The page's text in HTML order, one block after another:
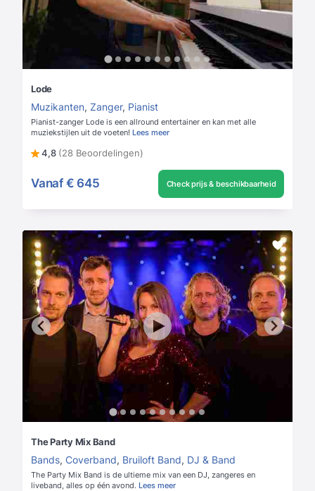
Lode
Muzikanten, Zanger, Pianist
Pianist-zanger Lode is een allround entertainer en kan met alle
muziekstijlen uit de voeten! Lees meer
4,8 (28 Beoordelingen)
Vanaf € 645 Check prijs & beschikbaarheid
The Party Mix Band
Bands, Coverband, Bruiloft Band, DJ & Band
The Party Mix Band is de ultieme mix van een DJ, zangeres en
liveband, alles op één avond. Lees meer